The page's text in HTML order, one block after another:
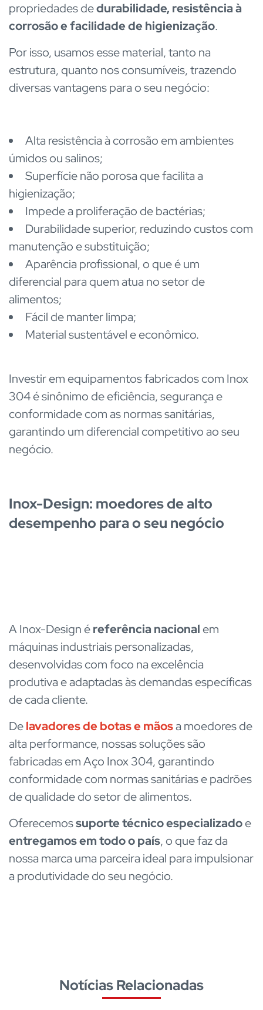
propriedades dedurabilidade, resistência à
corrosão e facilidade de higienização.
Por isso, usamos esse material, tanto na
estrutura, quanto nos consumíveis, trazendo
diversas vantagens para o seu negócio:
Alta resistência à corrosão em ambientes
úmidos ou salinos;
Superfície não porosa que facilita a
higienização;
Impede a proliferação de bactérias;
Durabilidade superior, reduzindo custos com
manutenção e substituição;
Aparência profissional, o que é um
diferencial para quem atua no setor de
alimentos;
Fácil de manter limpa;
Material sustentável e econômico.
Investir em equipamentos fabricados com Inox
304 é sinônimo de eficiência, segurança e
conformidade com as normas sanitárias,
garantindo um diferencial competitivo ao seu
negócio.
Inox-Design: moedores de alto
desempenho para o seu negócio
A Inox-Design éreferência nacionalem
máquinas industriais personalizadas,
desenvolvidas com foco na excelência
produtiva e adaptadas às demandas específicas
de cada cliente.
Delavadores de botas e mãosa moedores de
alta performance, nossas soluções são
fabricadas em Aço Inox 304, garantindo
conformidade com normas sanitárias e padrões
de qualidade do setor de alimentos.
Oferecemossuporte técnico especializadoe
entregamos em todo o país, o que faz da
nossa marca uma parceira ideal para impulsionar
a produtividade do seu negócio.
Notícias Relacionadas